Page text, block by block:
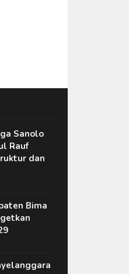
Sanolo
Rauf
dan
Bima